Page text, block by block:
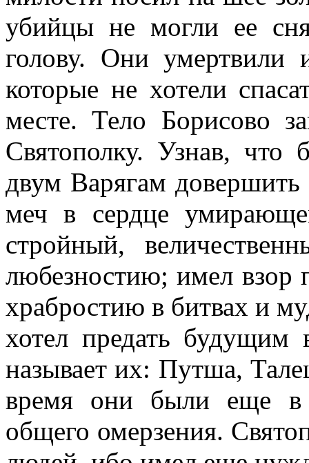
убийцы не могли ее
голову. Они умертвили
которые не хотели
месте. Тело Борисово
Святополку. Узнав,
двум Варягам
меч в сердце
стройный,
любезностию; имел взор
храбростию в битвах и
хотел предать
называет их: Путша,
время они были еще в
общего омерзения.